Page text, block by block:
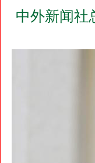
中外新闻社